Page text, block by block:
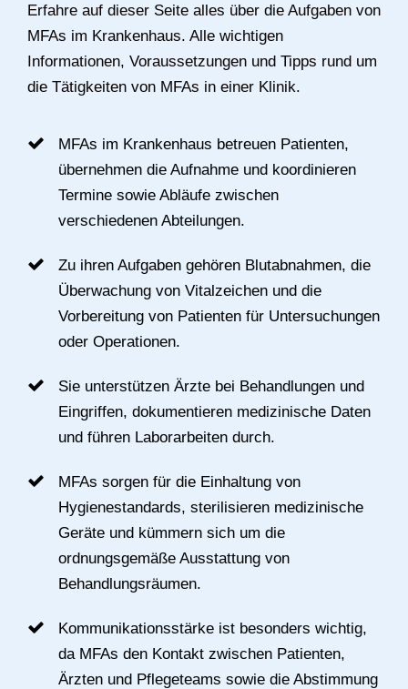
Erfahre auf dieser Seite alles über die Aufgaben von
MFAs im Krankenhaus. Alle wichtigen
Informationen, Voraussetzungen und Tipps rund um
die Tätigkeiten von MFAs in einer Klinik.
MFAs im Krankenhaus betreuen Patienten,
übernehmen die Aufnahme und koordinieren
Termine sowie Abläufe zwischen
verschiedenen Abteilungen.
Zu ihren Aufgaben gehören Blutabnahmen, die
Überwachung von Vitalzeichen und die
Vorbereitung von Patienten für Untersuchungen
oder Operationen.
Sie unterstützen Ärzte bei Behandlungen und
Eingriffen, dokumentieren medizinische Daten
und führen Laborarbeiten durch.
MFAs sorgen für die Einhaltung von
Hygienestandards, sterilisieren medizinische
Geräte und kümmern sich um die
ordnungsgemäße Ausstattung von
Behandlungsräumen.
Kommunikationsstärke ist besonders wichtig,
da MFAs den Kontakt zwischen Patienten,
Ärzten und Pflegeteams sowie die Abstimmung